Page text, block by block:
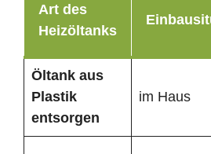
Art des
Heizöltanks
Öltank aus
Plastik
entsorgen
im Haus